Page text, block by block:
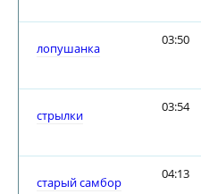
лопушанка
03:50
стрылки
03:54
старый самбор
04:13